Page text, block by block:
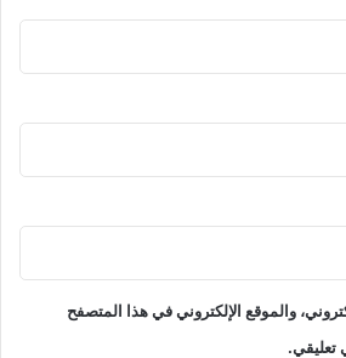
والموقع الإلكتروني في هذا المتصفح
تعليقي.